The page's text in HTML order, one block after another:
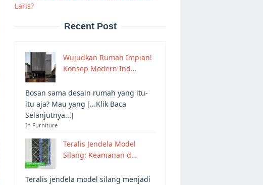
Laris?
Recent Post
Wujudkan Rumah Impian!
Konsep Modern Ind…
Bosan sama desain rumah yang itu-
itu aja? Mau yang [...Klik Baca
Selanjutnya...]
In Furniture
Teralis Jendela Model
Silang: Keamanan d…
Teralis jendela model silang menjadi